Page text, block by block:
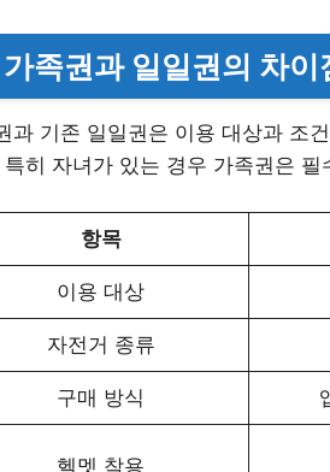
족권과 일일권의 차이
과 기존 일일권은 이용 대상과 조
특히 자녀가 있는 경우 가족권은 필
항목
이용 대상
자전거 종류
구매 방식
헬멧 착용